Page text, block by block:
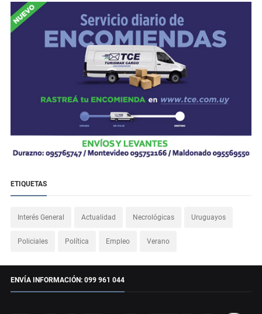
ETIQUETAS
Interés General Actualidad Necrológicas Uruguayos
Policiales Política Empleo Verano
ENVÍA INFORMACIÓN: 099 961 044